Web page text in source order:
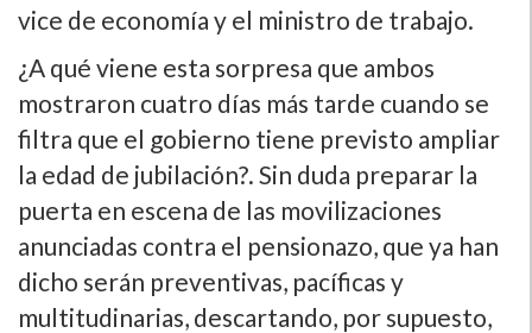
vice de economí­a y el ministro de trabajo.
¿A qué viene esta sorpresa que ambos
mostraron cuatro dí­as más tarde cuando se
filtra que el gobierno tiene previsto ampliar
la edad de jubilación?. Sin duda preparar la
puerta en escena de las movilizaciones
anunciadas contra el pensionazo, que ya han
dicho serán preventivas, pací­ficas y
multitudinarias, descartando, por supuesto,